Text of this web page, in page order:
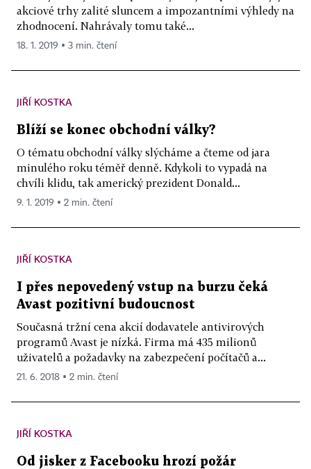
akciové trhy zalité sluncem a impozantními výhledy na
zhodnocení. Nahrávaly tomu také...
18. 1. 2019 ▪ 3 min. čtení
JIŘÍ KOSTKA
Blíží se konec obchodní války?
O tématu obchodní války slýcháme a čteme od jara
minulého roku téměř denně. Kdykoli to vypadá na
chvíli klidu, tak americký prezident Donald...
9. 1. 2019 ▪ 2 min. čtení
JIŘÍ KOSTKA
I přes nepovedený vstup na burzu čeká
Avast pozitivní budoucnost
Současná tržní cena akcií dodavatele antivirových
programů Avast je nízká. Firma má 435 milionů
uživatelů a požadavky na zabezpečení počítačů a...
21. 6. 2018 ▪ 2 min. čtení
JIŘÍ KOSTKA
Od jisker z Facebooku hrozí požár